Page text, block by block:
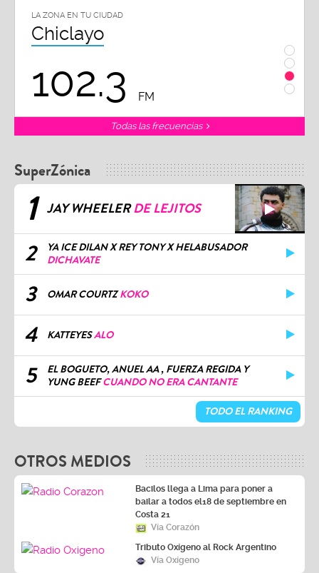
LA ZONA EN TU CIUDAD
Chiclayo
102.3 FM
Todas las frecuencias
SuperZónica
1 JAY WHEELERDE LEJITOS
2
YA ICE DILAN X REY TONY X HELABUSADOR
DICHAVATE
3 OMAR COURTZKOKO
4 KATTEYESALO
5
EL BOGUETO, ANUEL AA , FUERZA REGIDA Y
YUNG BEEFCUANDO NO ERA CANTANTE
TODO EL RANKING
OTROS MEDIOS
Bacilos llega a Lima para poner a
bailar a todos el18 de septiembre en
Costa 21
Vía Corazón
Tributo Oxígeno al Rock Argentino
Vía Oxígeno